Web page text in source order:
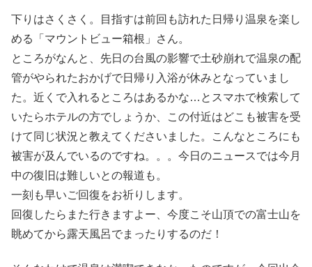
下りはさくさく。目指すは前回も訪れた日帰り温泉を楽し
める「マウントビュー箱根」さん。
ところがなんと、先日の台風の影響で土砂崩れで温泉の配
管がやられたおかげで日帰り入浴が休みとなっていまし
た。近くで入れるところはあるかな…とスマホで検索して
いたらホテルの方でしょうか、この付近はどこも被害を受
けて同じ状況と教えてくださいました。こんなところにも
被害が及んでいるのですね。。。今日のニュースでは今月
中の復旧は難しいとの報道も。
一刻も早いご回復をお祈りします。
回復したらまた行きますよー、今度こそ山頂での富士山を
眺めてから露天風呂でまったりするのだ！